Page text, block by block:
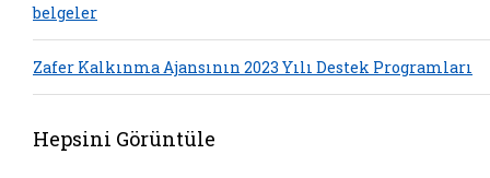
belgeler
Zafer Kalkınma Ajansının 2023 Yılı Destek Programları
Hepsini Görüntüle